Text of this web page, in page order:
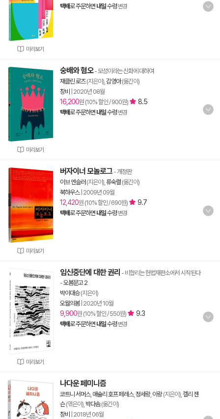
미리보기
택배로 주문하면 내일수령 변경
미리보기
숭배와 혐오- 모성이라는 신화에 대하여
재클린 로즈(지은이), 김영아(옮긴이)
창비
2020년 08월
16,200원 (10% 할인 / 900원) 8.5
택배로 주문하면 내일수령 변경
미리보기
버자이너 모놀로그 - 개정판
이브 엔슬러 (지은이), 류숙렬 (옮긴이)
북하우스| 2009년 09월
12,420원 (10% 할인 / 690원) 9.7
택배로 주문하면 내일수령 변경
미리보기
임신중단에 대한 권리 - 비합리는 헌법재판소에서 시작된다
-오봄문고 2
박이대승(지은이)
오월의봄| 2020년 10월
9,900원 (10% 할인 / 550원) 9.3
택배로 주문하면 내일수령 변경
나다운 페미니즘
코트니 서머스, 애슐리 호프 페레스, 정세랑, 이랑(지은이), 켈리 젠
슨(엮은이), 박다솜(옮긴이)
창비
2018년 06월